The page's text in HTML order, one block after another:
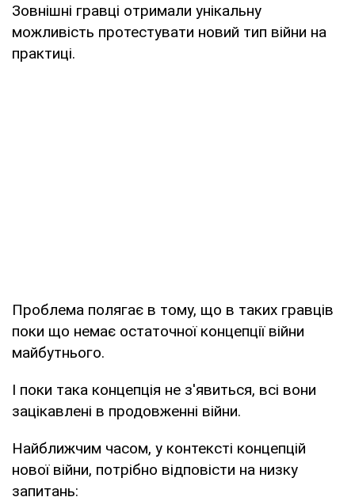
Зовнішні гравці отримали унікальну
можливість протестувати новий тип війни на
практиці.
Проблема полягає в тому, що в таких гравців
поки що немає остаточної концепції війни
майбутнього.
І поки така концепція не з'явиться, всі вони
зацікавлені в продовженні війни.
Найближчим часом, у контексті концепцій
нової війни, потрібно відповісти на низку
запитань: